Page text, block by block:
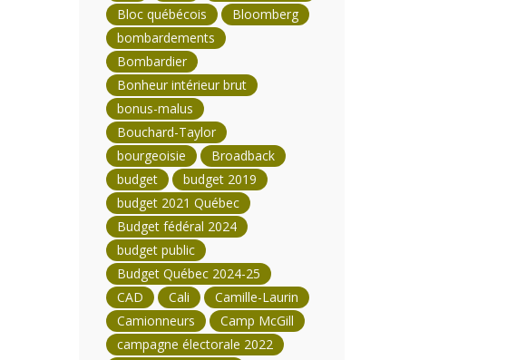
Bloc québécois
Bloomberg
bombardements
Bombardier
Bonheur intérieur brut
bonus-malus
Bouchard-Taylor
bourgeoisie
Broadback
budget
budget 2019
budget 2021 Québec
Budget fédéral 2024
budget public
Budget Québec 2024-25
CAD
Cali
Camille-Laurin
Camionneurs
Camp McGill
campagne électorale 2022